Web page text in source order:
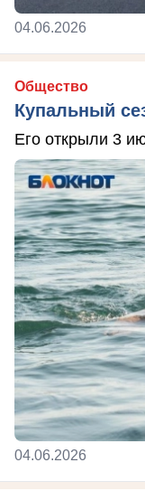
04.06.2026
Общество
Купальный
Его открыли 3
04.06.2026